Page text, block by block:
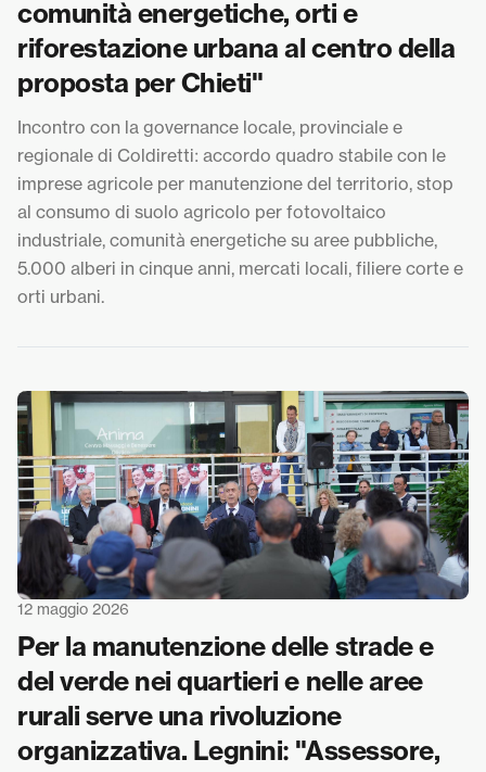
comunità energetiche, orti e
riforestazione urbana al centro della
proposta per Chieti"
Incontro con la governance locale, provinciale e
regionale di Coldiretti: accordo quadro stabile con le
imprese agricole per manutenzione del territorio, stop
al consumo di suolo agricolo per fotovoltaico
industriale, comunità energetiche su aree pubbliche,
5.000 alberi in cinque anni, mercati locali, filiere corte e
orti urbani.
12 maggio 2026
Per la manutenzione delle strade e
del verde nei quartieri e nelle aree
rurali serve una rivoluzione
organizzativa. Legnini: "Assessore,